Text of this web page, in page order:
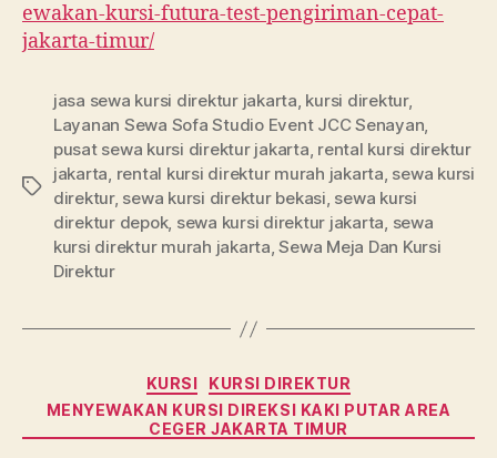
ewakan-kursi-futura-test-pengiriman-cepat-
jakarta-timur/
Tags
jasa sewa kursi direktur jakarta, kursi direktur,
Layanan Sewa Sofa Studio Event JCC Senayan,
pusat sewa kursi direktur jakarta, rental kursi direktur
jakarta, rental kursi direktur murah jakarta, sewa kursi
direktur, sewa kursi direktur bekasi, sewa kursi
direktur depok, sewa kursi direktur jakarta, sewa
kursi direktur murah jakarta,Sewa Meja Dan Kursi
Direktur
Categories
KURSI
KURSI DIREKTUR
MENYEWAKAN KURSI DIREKSI KAKI PUTAR AREA
CEGER JAKARTA TIMUR